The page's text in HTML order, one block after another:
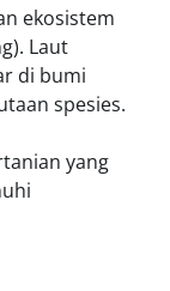
ekosistem
Laut
di bumi
spesies.
yang